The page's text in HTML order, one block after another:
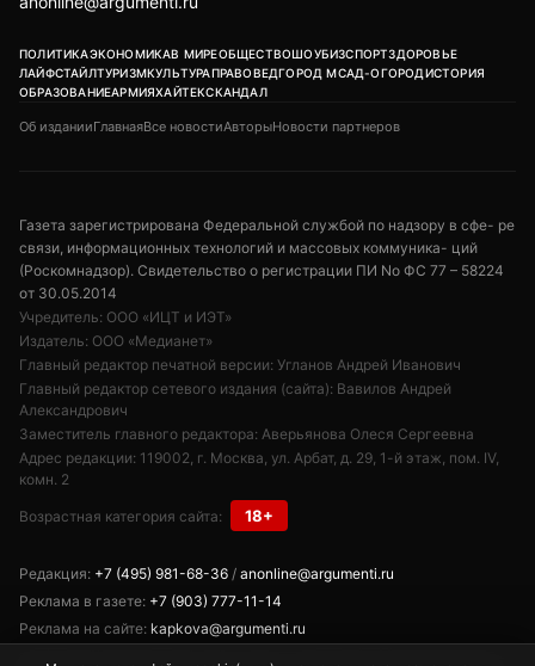
ПОЛИТИКАЭКОНОМИКАВ МИРЕОБЩЕСТВОШОУБИЗСПОРТЗДОРОВЬЕ
ЛАЙФСТАЙЛТУРИЗМКУЛЬТУРАПРАВОВЕДГОРОД МСАД-ОГОРОДИСТОРИЯ
ОБРАЗОВАНИЕАРМИЯХАЙТЕКСКАНДАЛ
Об изданииГлавнаяВсе новостиАвторыНовости партнеров
Газета зарегистрирована Федеральной службой по надзору в сфе- ре
связи, информационных технологий и массовых коммуника- ций
(Роскомнадзор). Свидетельство о регистрации ПИ No ФС 77 – 58224
от 30.05.2014
Учредитель: ООО «ИЦТ и ИЭТ»
Издатель: ООО «Медианет»
Главный редактор печатной версии: Угланов Андрей Иванович
Главный редактор сетевого издания (сайта): Вавилов Андрей
Александрович
Заместитель главного редактора: Аверьянова Олеся Сергеевна
Адрес редакции: 119002, г. Москва, ул. Арбат, д. 29, 1-й этаж, пом. IV,
комн. 2
Возрастная категория сайта: 18+
Редакция: +7 (495) 981-68-36 / anonline@argumenti.ru
Реклама в газете: +7 (903) 777-11-14
Реклама на сайте: kapkova@argumenti.ru